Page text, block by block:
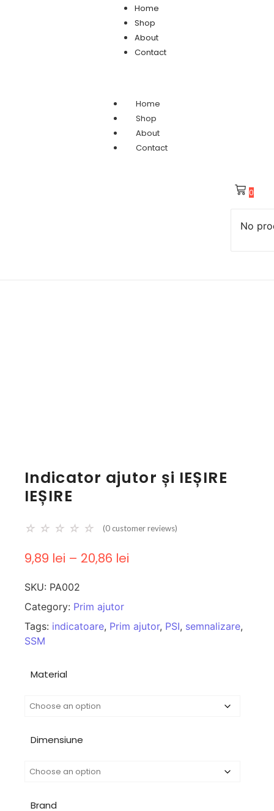
Home
Shop
About
Contact
Home
Shop
About
Contact
0
No
Indicator ajutor și IEȘIRE
IEȘIRE
☆ ☆ ☆ ☆ ☆ (0 customer reviews)
9,89 lei – 20,86 lei
SKU: PA002
Category: Prim ajutor
Tags: indicatoare, Prim ajutor, PSI, semnalizare,
SSM
Material
Dimensiune
Brand